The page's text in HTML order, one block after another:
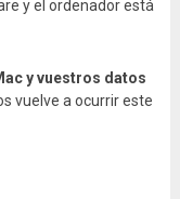
y el ordenador está
y vuestros datos
vuelve a ocurrir este